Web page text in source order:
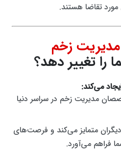
تقاضا هستند.
زخم
را تغییر دهد؟
مدیریت زخم در سراسر دنیا
متمایز می‌کند و فرصت‌های
فراهم می‌آورد.